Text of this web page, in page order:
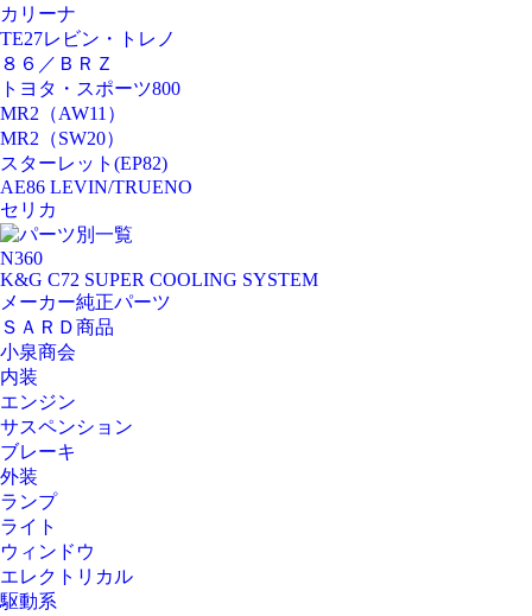
カリーナ
TE27レビン・トレノ
８６／ＢＲＺ
トヨタ・スポーツ800
MR2（AW11）
MR2（SW20）
スターレット(EP82)
AE86 LEVIN/TRUENO
セリカ
パーツ別一覧
N360
K&G C72 SUPER COOLING SYSTEM
メーカー純正パーツ
ＳＡＲＤ商品
小泉商会
内装
エンジン
サスペンション
ブレーキ
外装
ランプ
ライト
ウィンドウ
エレクトリカル
駆動系